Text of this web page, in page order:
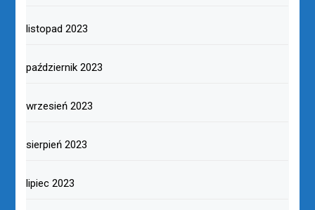
listopad 2023
październik 2023
wrzesień 2023
sierpień 2023
lipiec 2023